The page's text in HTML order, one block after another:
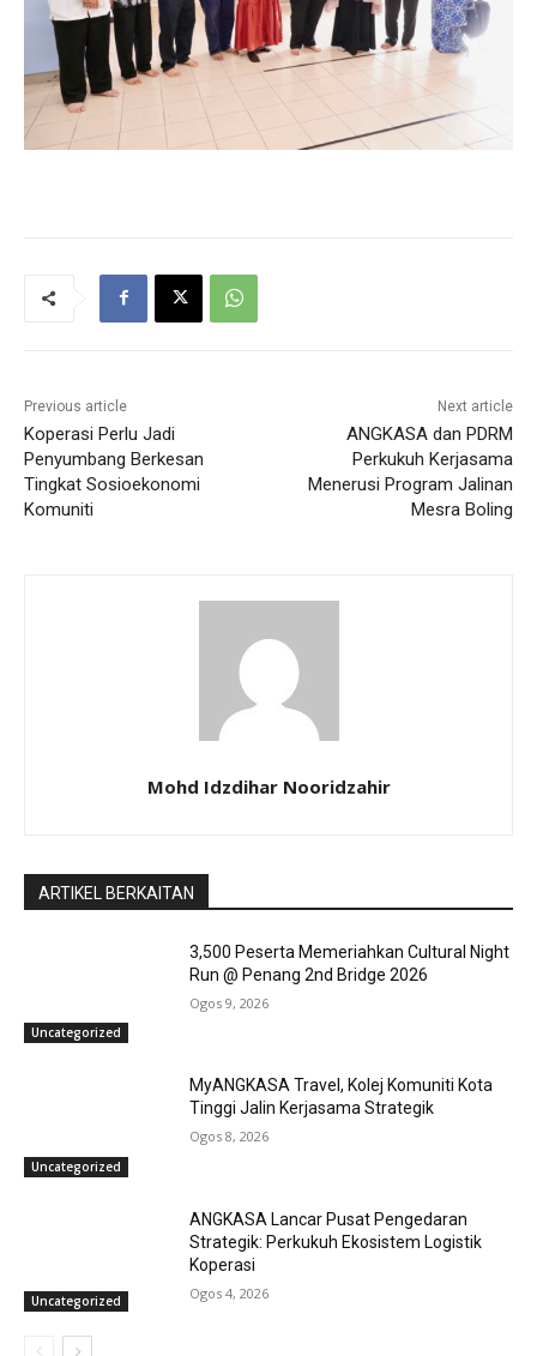
Previous article
Koperasi Perlu Jadi
Penyumbang Berkesan
Tingkat Sosioekonomi
Komuniti
Next article
ANGKASA dan PDRM
Perkukuh Kerjasama
Menerusi Program Jalinan
Mesra Boling
Mohd Idzdihar Nooridzahir
ARTIKEL BERKAITAN
Uncategorized
3,500 Peserta Memeriahkan Cultural Night
Run @ Penang 2nd Bridge 2026
Ogos 9, 2026
Uncategorized
MyANGKASA Travel, Kolej Komuniti Kota
Tinggi Jalin Kerjasama Strategik
Ogos 8, 2026
Uncategorized
ANGKASA Lancar Pusat Pengedaran
Strategik: Perkukuh Ekosistem Logistik
Koperasi
Ogos 4, 2026